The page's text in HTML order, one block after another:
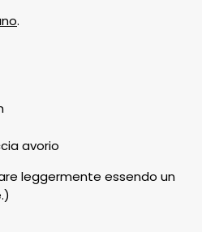
.
avorio
leggermente essendo un